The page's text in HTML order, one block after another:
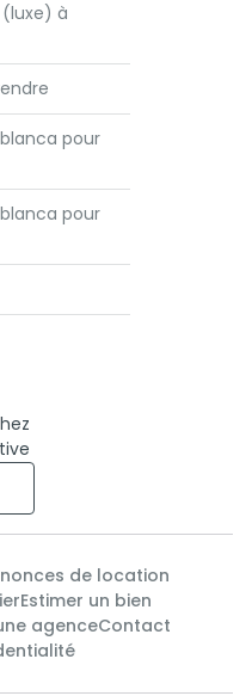
à
pour
pour
de location
Estimer un bien
agenceContact